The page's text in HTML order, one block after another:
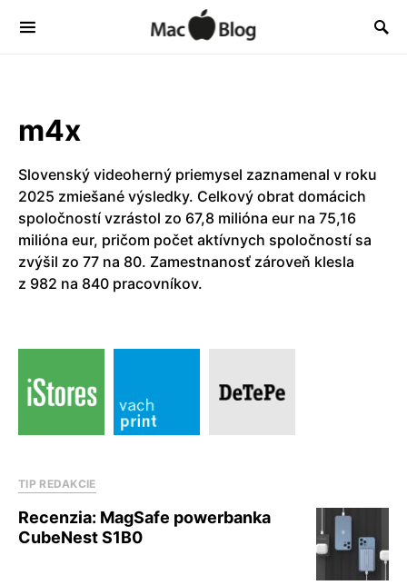
m4x
Slovenský videoherný priemysel zaznamenal v roku
2025 zmiešané výsledky. Celkový obrat domácich
spoločností vzrástol zo 67,8 milióna eur na 75,16
milióna eur, pričom počet aktívnych spoločností sa
zvýšil zo 77 na 80. Zamestnanosť zároveň klesla
z 982 na 840 pracovníkov.
TIP REDAKCIE
Recenzia: MagSafe powerbanka
CubeNest S1B0